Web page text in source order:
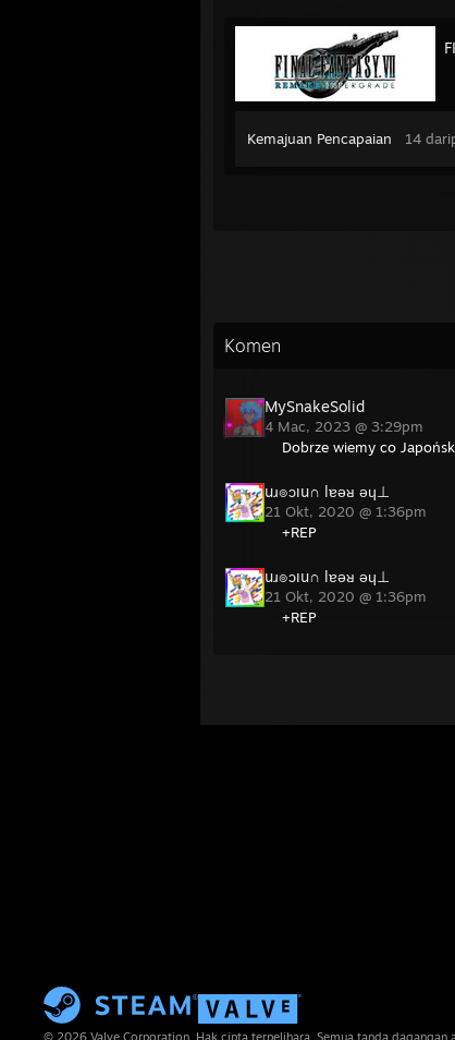
Kemajuan Pencapaian 14
Komen
MySnakeSolid
4 Mac, 2023 @ 3:29pm
Dobrze wiemy co
uɹ๏ɔıu∩ lɐǝᴚ ǝɥ⊥
21 Okt, 2020 @ 1:36pm
+REP
uɹ๏ɔıu∩ lɐǝᴚ ǝɥ⊥
21 Okt, 2020 @ 1:36pm
+REP
© 2026 Valve Corporation. Hak cipta terpelihara. Semua tanda